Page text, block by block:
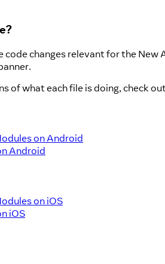
code changes relevant for the
of what each file is doing, check
on Android
Android
on iOS
iOS